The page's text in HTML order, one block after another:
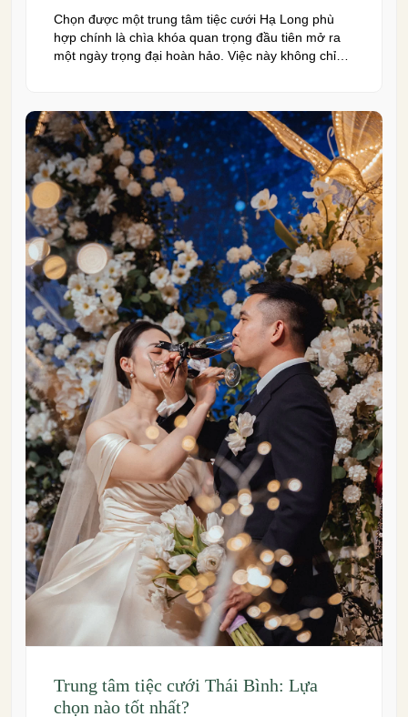
Chọn được một trung tâm tiệc cưới Hạ Long phù
hợp chính là chìa khóa quan trọng đầu tiên mở ra
một ngày trọng đại hoàn hảo. Việc này không chỉ
của bạn và toàn […]
Trung tâm tiệc cưới Thái Bình: Lựa
chọn nào tốt nhất?